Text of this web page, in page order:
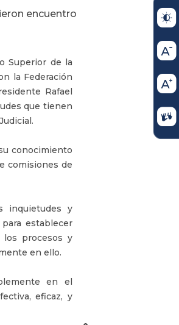
encuentro
Superior de la
la Federación
Rafael
que tienen
conocimiento
comisiones de
inquietudes y
establecer
los procesos y
en ello.
en el
eficaz, y